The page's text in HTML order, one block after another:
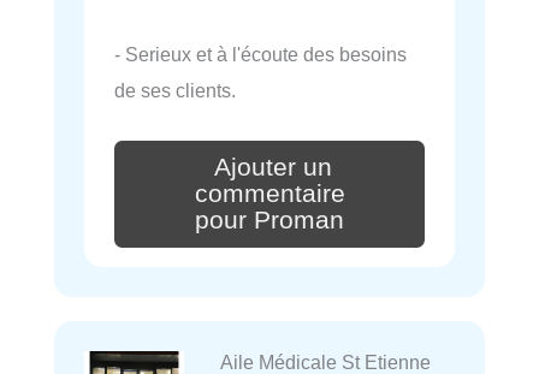
- Serieux et à l'écoute des besoins
de ses clients.
Ajouter un
commentaire
pour Proman
Aile Médicale St Etienne